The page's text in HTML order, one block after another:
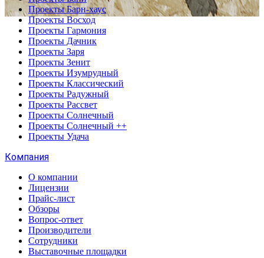
Проекты Барн-хаус
Проекты Восход
Проекты Гармония
Проекты Дачник
Проекты Заря
Проекты Зенит
Проекты Изумрудный
Проекты Классический
Проекты Радужный
Проекты Рассвет
Проекты Солнечный
Проекты Солнечный ++
Проекты Удача
Компания
О компании
Лицензии
Прайс-лист
Обзоры
Вопрос-ответ
Производители
Сотрудники
Выставочные площадки